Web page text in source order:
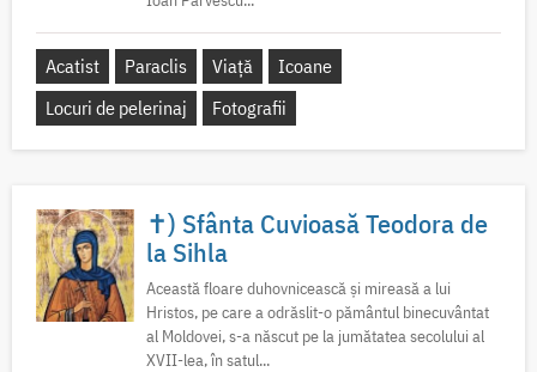
Acatist Paraclis Viață
Icoane
Locuri de pelerinaj
Fotografii
✝) Sfânta Cuvioasă Teodora de
la Sihla
Această floare duhovnicească și mireasă a lui
Hristos, pe care a odrăslit-o pământul binecuvântat
al Moldovei, s-a născut pe la jumătatea secolului al
XVII-lea, în satul...